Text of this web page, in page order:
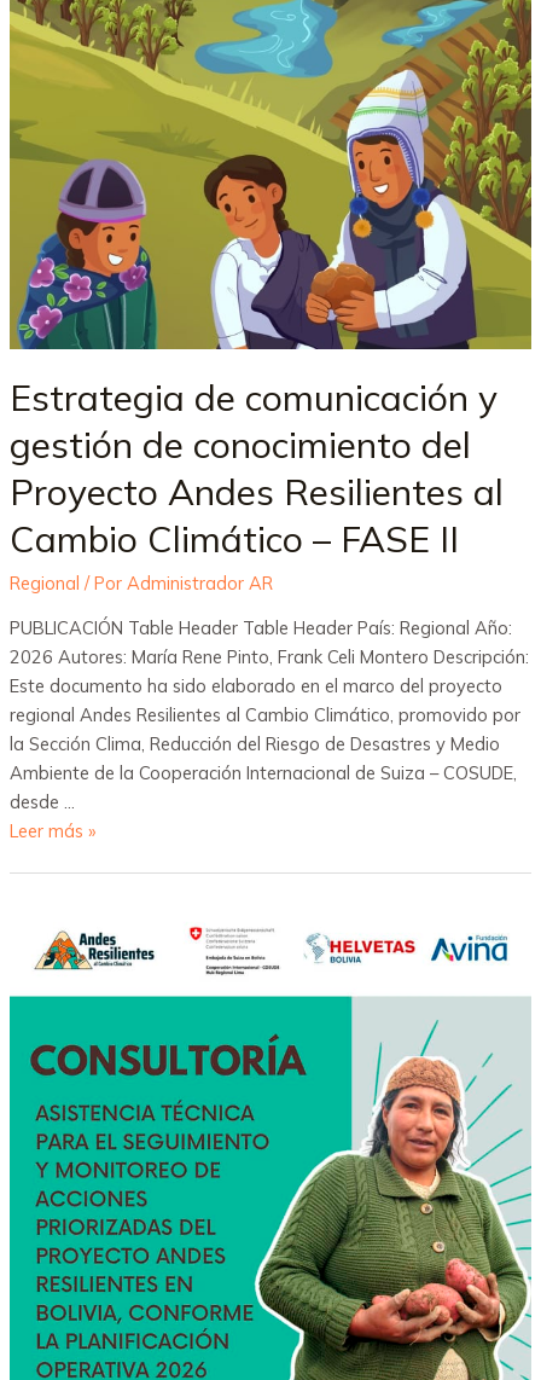
Estrategia de comunicación y
gestión de conocimiento del
Proyecto Andes Resilientes al
Cambio Climático – FASE II
Regional / Por Administrador AR
PUBLICACIÓN Table Header Table Header País: Regional Año:
2026 Autores: María Rene Pinto, Frank Celi Montero Descripción:
Este documento ha sido elaborado en el marco del proyecto
regional Andes Resilientes al Cambio Climático, promovido por
la Sección Clima, Reducción del Riesgo de Desastres y Medio
Ambiente de la Cooperación Internacional de Suiza – COSUDE,
desde …
Leer más »